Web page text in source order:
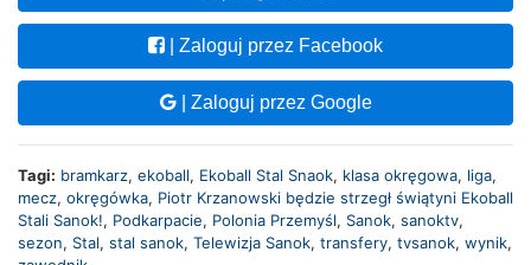
| Zaloguj przez Facebook
| Zaloguj przez Google
Tagi: bramkarz, ekoball, Ekoball Stal Snaok, klasa okręgowa, liga,
mecz, okręgówka, Piotr Krzanowski będzie strzegł świątyni Ekoball
Stali Sanok!, Podkarpacie, Polonia Przemyśl, Sanok, sanoktv,
sezon, Stal, stal sanok, Telewizja Sanok, transfery, tvsanok, wynik,